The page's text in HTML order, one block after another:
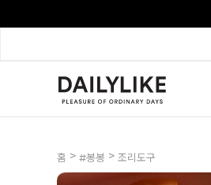
홈 > #봉봉 > 조리도구